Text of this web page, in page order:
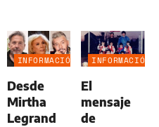
INFORMACIÓN
Desde
Mirtha
Legrand
INFORMACIÓN
El
mensaje
de